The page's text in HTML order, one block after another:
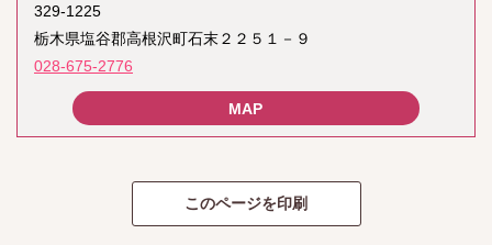
329-1225
栃木県塩谷郡高根沢町石末２２５１－９
028-675-2776